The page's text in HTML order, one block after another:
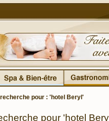
pour : 'hotel Beryl'
pour 'hotel